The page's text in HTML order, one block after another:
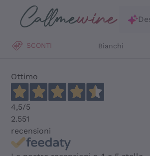
Salta al contenuto principale
SCONTI Bianchi
Ottimo
4,5/5
2.551
recensioni